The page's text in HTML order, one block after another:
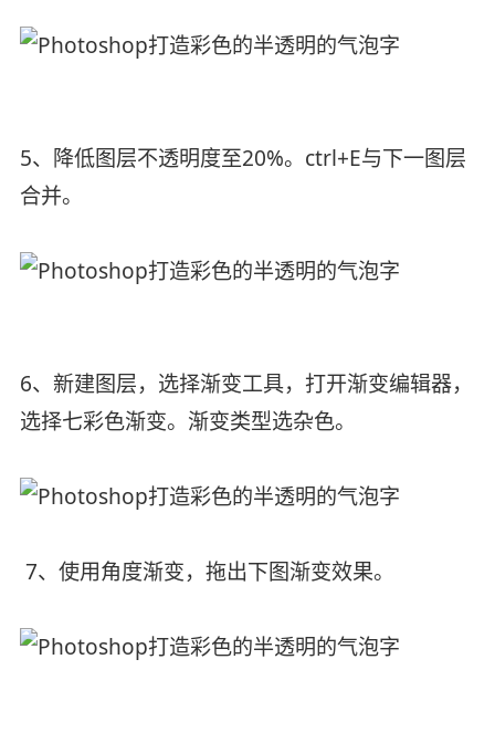
5、降低图层不透明度至20%。ctrl+E与下一图层
合并。
6、新建图层，选择渐变工具，打开渐变编辑器，
选择七彩色渐变。渐变类型选杂色。
7、使用角度渐变，拖出下图渐变效果。